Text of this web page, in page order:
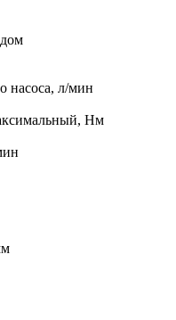
насоса, л/мин
Hм